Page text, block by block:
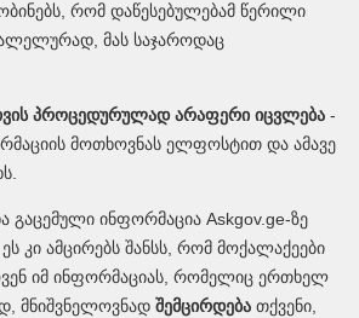
რომ დაწესებულებამ წერილი
მას საჯაროდაც
პროცედურულად არაფერი იცვლება -
მოთხოვნას ელფოსტით და ამავე
გაცემული ინფორმაცია Askgov.ge-ზე
კი ამცირებს შანსს, რომ მოქალაქეები
იმ ინფორმაციას, რომელიც ერთხელ
მნიშვნელოვნად შემცირდება თქვენი,